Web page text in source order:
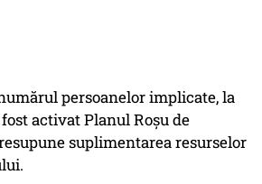
persoanelor implicate, la
activat Planul Roșu de
suplimentarea resurselor